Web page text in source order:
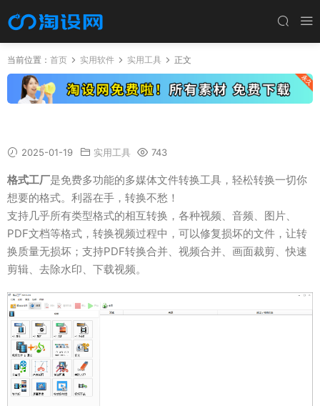
当前位置： 首页 实用软件 实用工具 正文
2025-01-19 实用工具 743
格式工厂是免费多功能的多媒体文件转换工具，轻松转换一切你
想要的格式。利器在手，转换不愁！
支持几乎所有类型格式的相互转换，各种视频、音频、图片、
PDF文档等格式，转换视频过程中，可以修复损坏的文件，让转
换质量无损坏；支持PDF转换合并、视频合并、画面裁剪、快速
剪辑、去除水印、下载视频。